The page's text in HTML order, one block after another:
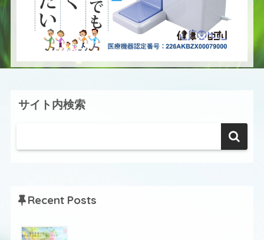
サイト内検索
Recent Posts